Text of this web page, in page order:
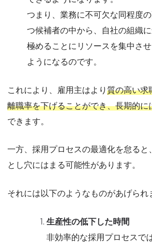
つまり、業務に不可欠な同程度
つ候補者の中から、自社の組織
極めることにリソースを集中さ
ようになるのです。
これにより、雇用主はより 質の高い求
離職率を下げることができ、長期的に
できます。
一方、採用プロセスの最適化を怠ると
とし穴にはまる可能性があります。
それには以下のようなものがあげられ
生産性の低下した時間
非効率的な採用プロセスで